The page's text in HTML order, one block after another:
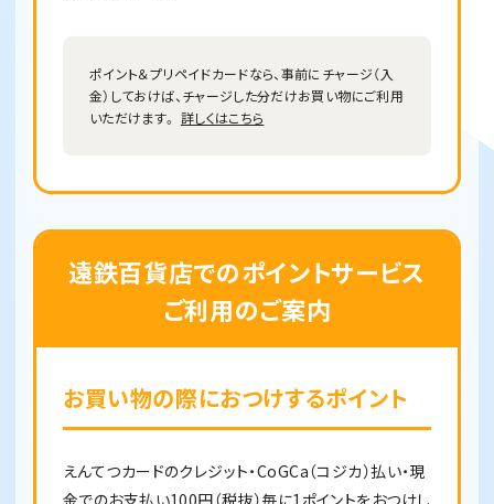
ポイント＆プリペイドカードなら、事前にチャージ（入
金）しておけば、チャージした分だけお買い物にご利用
いただけます。 詳しくはこちら
遠鉄百貨店でのポイントサービス
ご利用のご案内
お買い物の際におつけするポイント
えんてつカードのクレジット・CoGCa（コジカ）払い・現